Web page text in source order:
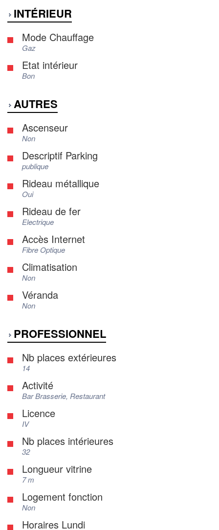
INTÉRIEUR
Mode Chauffage
Gaz
Etat intérieur
Bon
AUTRES
Ascenseur
Non
Descriptif Parking
publique
Rideau métallique
Oui
Rideau de fer
Electrique
Accès Internet
Fibre Optique
Climatisation
Non
Véranda
Non
PROFESSIONNEL
Nb places extérieures
14
Activité
Bar Brasserie, Restaurant
Licence
IV
Nb places intérieures
32
Longueur vitrine
7 m
Logement fonction
Non
Horaires Lundi